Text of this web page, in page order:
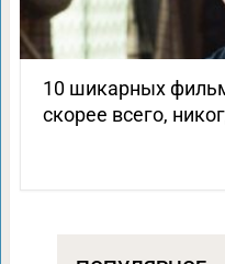
10 шикарных
скорее всего,